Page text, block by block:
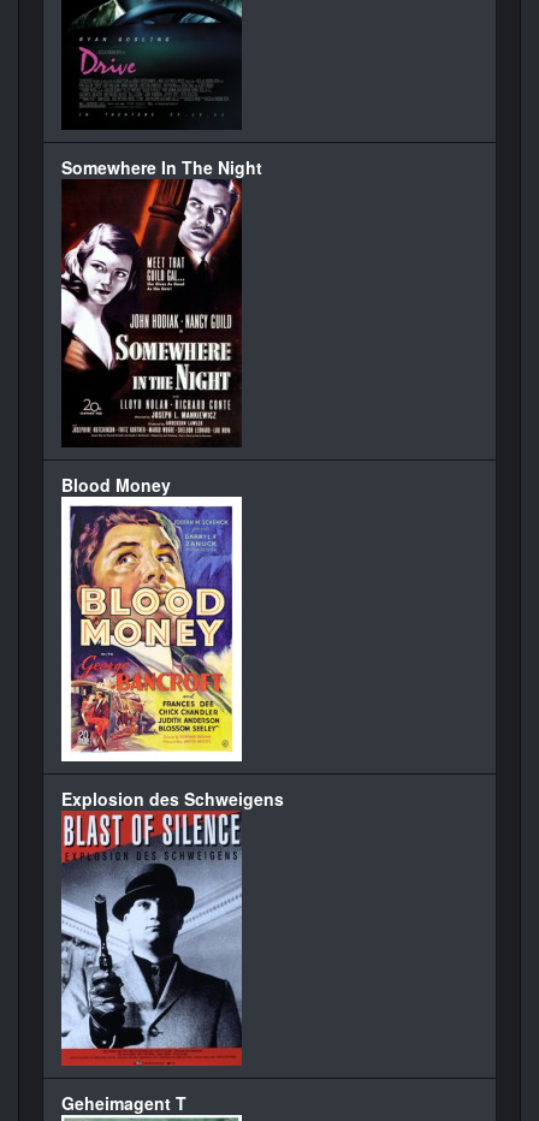
Somewhere In The Night
Blood Money
Explosion des Schweigens
Geheimagent T